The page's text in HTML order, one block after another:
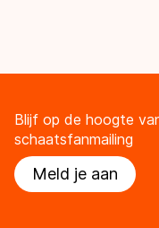
Blijf op de hoogte
schaatsfanmailing
Meld je aan